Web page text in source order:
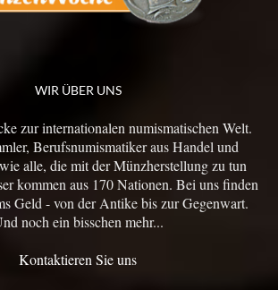
WIR ÜBER UNS
zur internationalen numismatischen Welt.
Berufsnumismatiker aus Handel und
alle, die mit der Münzherstellung zu tun
kommen aus 170 Nationen. Bei uns finden
Geld - von der Antike bis zur Gegenwart.
noch ein bisschen mehr...
Kontaktieren Sie uns